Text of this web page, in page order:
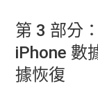
第 3 部分
iPhone 數
據恢復